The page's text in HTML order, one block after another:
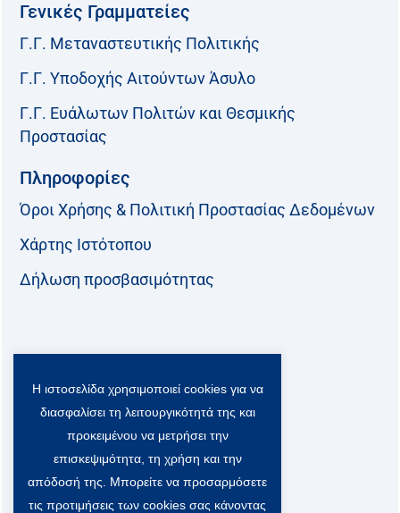
Γενικές Γραμματείες
Γ.Γ. Μεταναστευτικής Πολιτικής
Γ.Γ. Υποδοχής Αιτούντων Άσυλο
Γ.Γ. Ευάλωτων Πολιτών και Θεσμικής
Προστασίας
Πληροφορίες
Όροι Χρήσης & Πολιτική Προστασίας Δεδομένων
Χάρτης Ιστότοπου
Δήλωση προσβασιμότητας
F
a
o
T
w
i
t
t
e
r
L
i
n
k
e
d
i
Y
o
u
t
u
b
e
Viber Community:
Η ιστοσελίδα χρησιμοποιεί cookies για να
διασφαλίσει τη λειτουργικότητά της και
προκειμένου να μετρήσει την
επισκεψιμότητα, τη χρήση και την
απόδοσή της. Μπορείτε να προσαρμόσετε
τις προτιμήσεις των cookies σας κάνοντας